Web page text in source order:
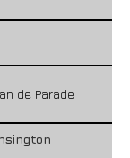
de Parade